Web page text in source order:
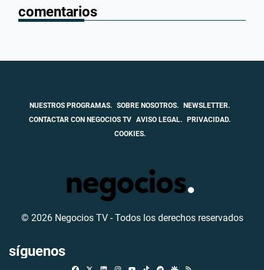
comentarios
NUESTROS PROGRAMAS. SOBRE NOSOTROS. NEWSLETTER.
CONTACTAR CON NEGOCIOS TV AVISO LEGAL. PRIVACIDAD.
COOKIES.
© 2026 Negocios TV - Todos los derechos reservados
síguenos